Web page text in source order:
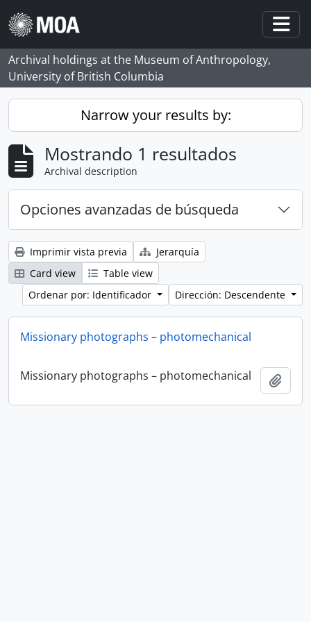
Skip to main content
Archival holdings at the Museum of Anthropology,
University of British Columbia
Narrow your results by:
Mostrando 1 resultados
Archival description
Opciones avanzadas de búsqueda
Imprimir vista previa
Jerarquía
Card view
Table view
Ordenar por: Identificador
Dirección: Descendente
Missionary photographs – photomechanical
Missionary photographs – photomechanical